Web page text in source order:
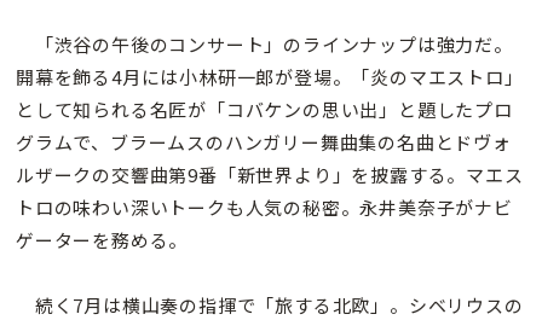
「渋谷の午後のコンサート」のラインナップは強力だ。
開幕を飾る4月には小林研一郎が登場。「炎のマエストロ」
として知られる名匠が「コバケンの思い出」と題したプロ
グラムで、ブラームスのハンガリー舞曲集の名曲とドヴォ
ルザークの交響曲第9番「新世界より」を披露する。マエス
トロの味わい深いトークも人気の秘密。永井美奈子がナビ
ゲーターを務める。
続く7月は横山奏の指揮で「旅する北欧」。シベリウスの